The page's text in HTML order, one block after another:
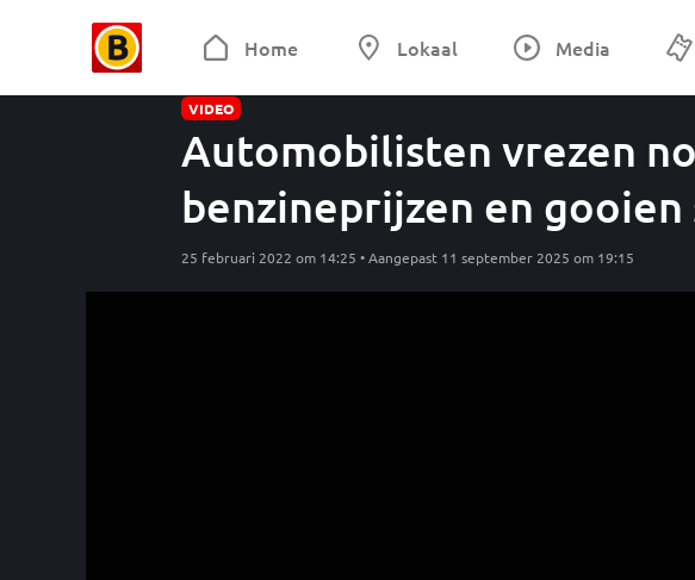
Home Lokaal Media
VIDEO
Automobilisten vrezen
benzineprijzen en
25 februari 2022 om 14:25 • Aangepast 11 september 2025 om 19:15